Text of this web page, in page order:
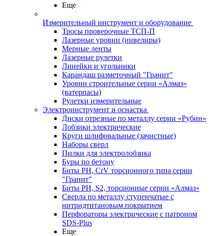
Еще
Измерительный инструмент и оборудование
Тросы проверочные ТСП-П
Лазерные уровни (нивелиры)
Мерные ленты
Лазерные рулетки
Линейки и угольники
Карандаш разметочный "Гранит"
Уровни строительные серии «Алмаз»
(ватерпасы)
Рулетки измерительные
Электроинструмент и оснастка
Диски отрезные по металлу серии «Рубин»
Лобзики электрические
Круги шлифовальные (зачистные)
Наборы сверл
Пилки для электролобзика
Буры по бетону
Биты PH, CrV торсионного типа серии
"Гранит"
Биты PH, S2, торсионные серии «Алмаз»
Сверла по металлу ступенчатые с
нитридтитановым покрытием
Перфораторы электрические с патроном
SDS-Plus
Еще